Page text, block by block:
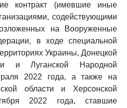
контракт (имевшие иные
содействующими
на Вооруженные
в ходе специальной
Украины, Донецкой
и Луганской Народной
2022 года, а также на
области и Херсонской
2022 года, ставшие